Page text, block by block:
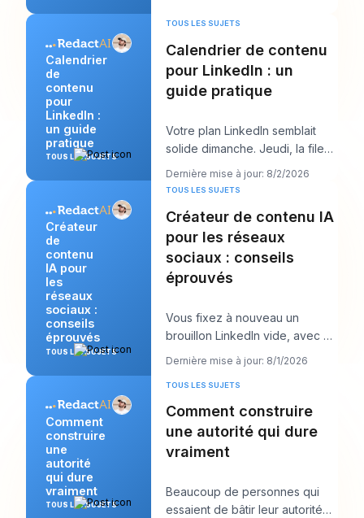
Calendrier
de
contenu
pour
LinkedIn :
un guide
pratique
TOUS LES SUJETS
TOUS LES SUJETS
Calendrier de contenu
pour LinkedIn : un
guide pratique
Votre plan LinkedIn semblait
solide dimanche. Jeudi, la file
d’attente est vide, l’accroche
que vous
Dernière mise à jour: 8/2/2026
Créateur
de
contenu
IA pour
les
réseaux
sociaux :
conseils
éprouvés
TOUS LES SUJETS
TOUS LES SUJETS
Créateur de contenu IA
pour les réseaux
sociaux : conseils
éprouvés
Vous fixez à nouveau un
brouillon LinkedIn vide, avec un
appel client dans dix minutes et
Dernière mise à jour: 8/1/2026
Comment
construire
une
autorité
qui dure
vraiment
TOUS LES SUJETS
TOUS LES SUJETS
Comment construire
une autorité qui dure
vraiment
Beaucoup de personnes qui
essaient de bâtir leur autorité